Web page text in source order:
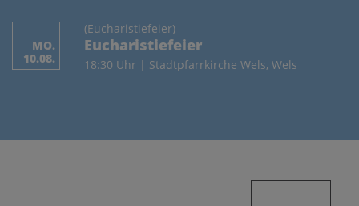
MO.
10.08.
18:30 Uhr | Stadtpfarrkirche Wels, Wels
Eucharistiefeier
(Eucharistiefeier)